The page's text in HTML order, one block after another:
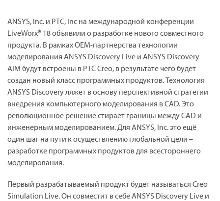
ANSYS, Inc. и PTC, Inc на международной конференции
LiveWorx® 18 объявили о разработке нового совместного
продукта. В рамках OEM-партнерства технологии
моделирования ANSYS Discovery Live и ANSYS Discovery
AIM будут встроены в PTC Creo, в результате чего будет
создан новый класс программных продуктов. Технология
ANSYS Discovery ляжет в основу перспективной стратегии
внедрения компьютерного моделирования в CAD. Это
революционное решение стирает границы между CAD и
инженерным моделированием. Для ANSYS, Inc. это ещё
один шаг на пути к осуществлению глобальной цели –
разработке программных продуктов для всестороннего
моделирования.
Первый разрабатываемый продукт будет называться Creo
Simulation Live. Он совместит в себе ANSYS Discovery Live и